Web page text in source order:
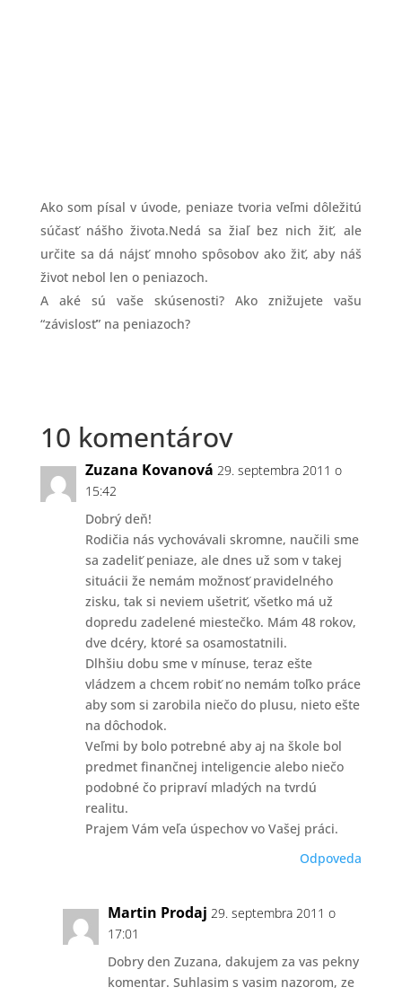
Ako som písal v úvode, peniaze tvoria veľmi dôležitú
súčasť nášho života.Nedá sa žiaľ bez nich žiť, ale
určite sa dá nájsť mnoho spôsobov ako žiť, aby náš
život nebol len o peniazoch.
A aké sú vaše skúsenosti? Ako znižujete vašu
“závislosť” na peniazoch?
10 komentárov
Zuzana Kovanová 29. septembra 2011 o
15:42
Dobrý deň!
Rodičia nás vychovávali skromne, naučili sme
sa zadeliť peniaze, ale dnes už som v takej
situácii že nemám možnosť pravidelného
zisku, tak si neviem ušetriť, všetko má už
dopredu zadelené miestečko. Mám 48 rokov,
dve dcéry, ktoré sa osamostatnili.
Dlhšiu dobu sme v mínuse, teraz ešte
vládzem a chcem robiť no nemám toľko práce
aby som si zarobila niečo do plusu, nieto ešte
na dôchodok.
Veľmi by bolo potrebné aby aj na škole bol
predmet finančnej inteligencie alebo niečo
podobné čo pripraví mladých na tvrdú
realitu.
Prajem Vám veľa úspechov vo Vašej práci.
Odpoveda
Martin Prodaj 29. septembra 2011 o
17:01
Dobry den Zuzana, dakujem za vas pekny
komentar. Suhlasim s vasim nazorom, ze